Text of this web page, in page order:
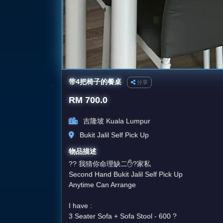
带4把椅子的餐桌 分享
RM 700.0
吉隆坡 Kuala Lumpur
Bukit Jalil Self Pick Up
物品描述
?? 我猜你命理缺二✋?家私
Second Hand Bukit Jalil Self Pick Up
Anytime Can Arrange
I have :
3 Seater Sofa + Sofa Stool - 600 ?